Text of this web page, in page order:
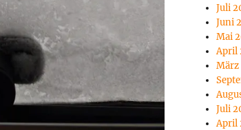
Juli
Juni
Mai
April
März
Juli
April